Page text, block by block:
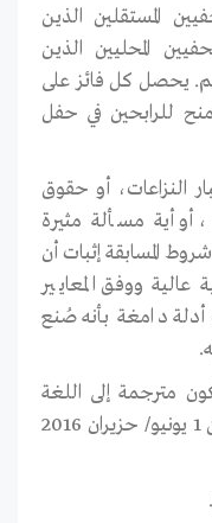
المستقلين الذين
المحليين الذين
يحصل كل فائز على
للرابحين في حفل
النزاعات، أو حقوق
أو أية مسألة مثيرة
المسابقة إثبات أن
ووفق المعايير
دامغة بأنه صُنع
.
مترجمة إلى اللغة
الإنجليزية وأن تكون قد نُشرت ما بين 1 يونيو/ حزيران 2016